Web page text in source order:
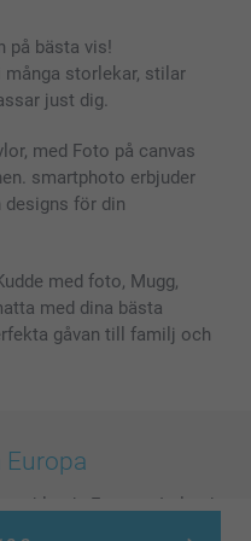
på bästa vis!
storlekar, stilar
just dig.
med Foto på canvas
smartphoto erbjuder
för din
med foto, Mugg,
med dina bästa
gåvan till familj och
France
Ireland
- Schweiz